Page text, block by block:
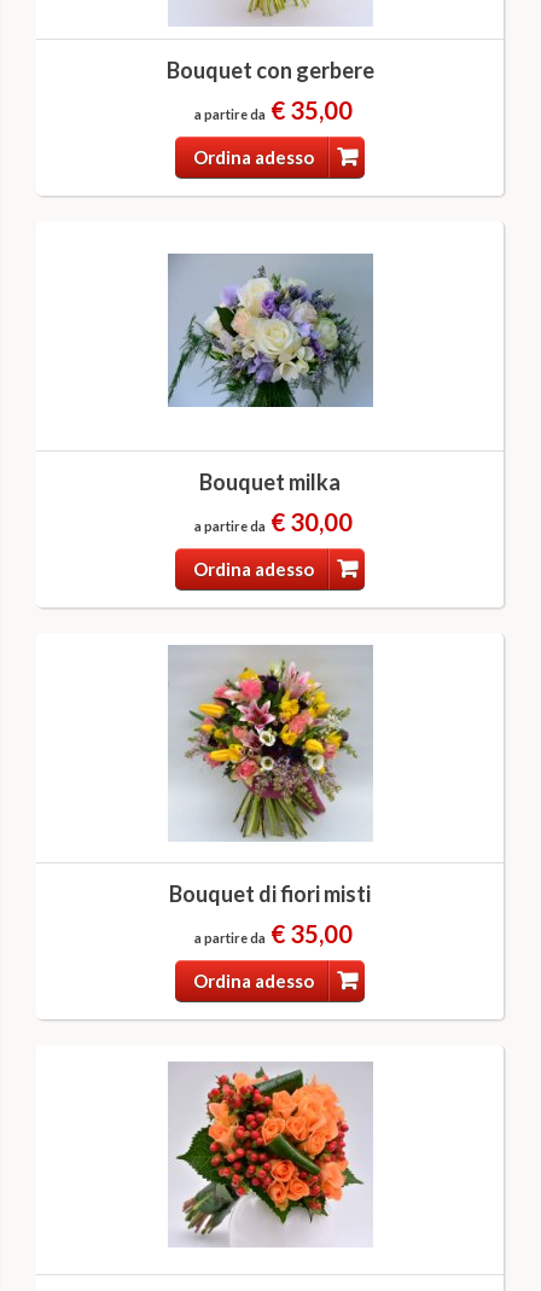
Bouquet con gerbere
a partire da € 35,00
Ordina adesso
Bouquet milka
a partire da € 30,00
Ordina adesso
Bouquet di fiori misti
a partire da € 35,00
Ordina adesso